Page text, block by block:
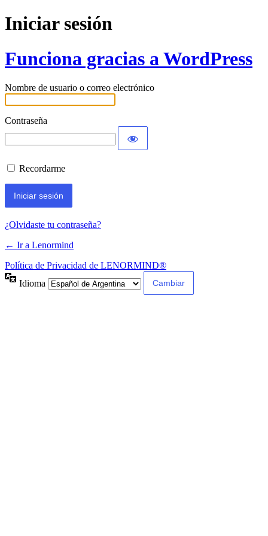
Iniciar sesión
Funciona gracias a WordPress
Nombre de usuario o correo electrónico
Contraseña
Recordarme
¿Olvidaste tu contraseña?
← Ir a Lenormind
Política de Privacidad de LENORMIND®
Idioma